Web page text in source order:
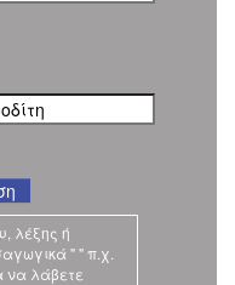
λέξης ή
" " π.χ.
να λάβετε